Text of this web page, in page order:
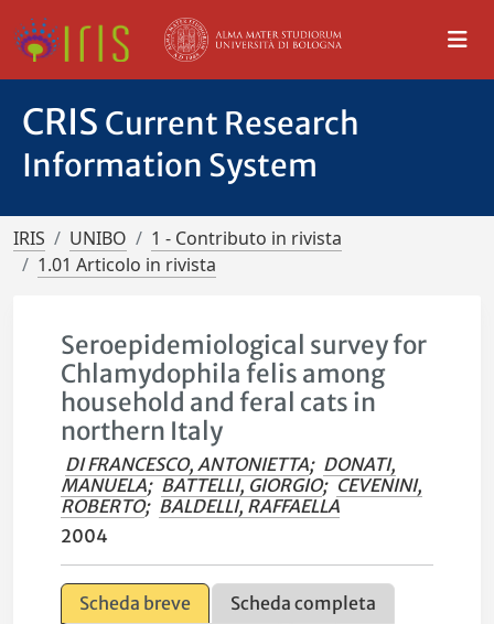
CRIS Current Research
Information System
IRIS UNIBO
1 - Contributo in rivista
1.01 Articolo in rivista
Seroepidemiological survey for
Chlamydophila felis among
household and feral cats in
northern Italy
DI FRANCESCO, ANTONIETTA; DONATI,
MANUELA; BATTELLI, GIORGIO; CEVENINI,
ROBERTO; BALDELLI, RAFFAELLA
2004
Scheda breve
Scheda completa